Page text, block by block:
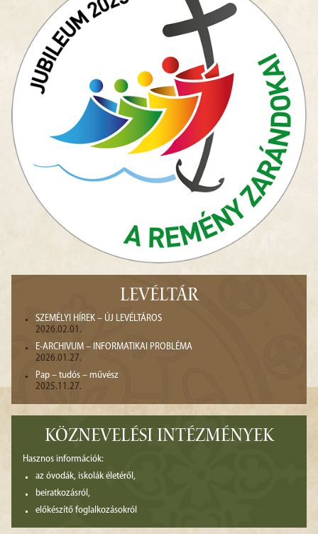
LEVÉLTÁR
SZEMÉLYI HÍREK – ÚJ LEVÉLTÁROS
2026.02.01.
E-ARCHIVUM – INFORMATIKAI PROBLÉMA
2026.01.27.
Pap – tudós – művész
2025.11.27.
KÖZNEVELÉSI INTÉZMÉNYEK
Hasznos információk:
az óvodák, iskolák életéről,
beiratkozásról,
előkészítő foglalkozásokról